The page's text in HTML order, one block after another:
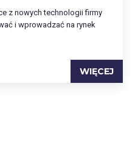
z nowych technologii firmy
i wprowadzać na rynek
WIĘCEJ